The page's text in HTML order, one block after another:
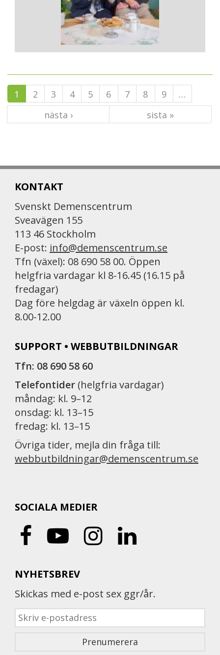
1 2 3 4 5 6 7 8 9
…
nästa ›
sista »
KONTAKT
Svenskt Demenscentrum
Sveavägen 155
113 46 Stockholm
E-post: info@demenscentrum.se
Tfn (växel): 08 690 58 00. Öppen
helgfria vardagar kl 8-16.45 (16.15 på
fredagar)
Dag före helgdag är växeln öppen kl.
8.00-12.00
SUPPORT • WEBBUTBILDNINGAR
Tfn: 08 690 58 60
Telefontider (helgfria vardagar)
måndag: kl. 9–12
onsdag: kl. 13–15
fredag: kl. 13–15
Övriga tider, mejla din fråga till:
webbutbildningar@demenscentrum.se
SOCIALA MEDIER
NYHETSBREV
Skickas med e-post sex ggr/år.